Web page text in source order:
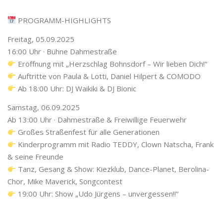
PROGRAMM-HIGHLIGHTS
Freitag, 05.09.2025
16:00 Uhr · Bühne Dahmestraße
Eröffnung mit „Herzschlag Bohnsdorf – Wir lieben Dich!“
Auftritte von Paula & Lotti, Daniel Hilpert & COMODO
Ab 18:00 Uhr: DJ Waikiki & DJ Bionic
Samstag, 06.09.2025
Ab 13:00 Uhr · Dahmestraße & Freiwillige Feuerwehr
Großes Straßenfest für alle Generationen
Kinderprogramm mit Radio TEDDY, Clown Natscha, Frank
& seine Freunde
Tanz, Gesang & Show: Kiezklub, Dance-Planet, Berolina-
Chor, Mike Maverick, Songcontest
19:00 Uhr: Show „Udo Jürgens – unvergessen!!“